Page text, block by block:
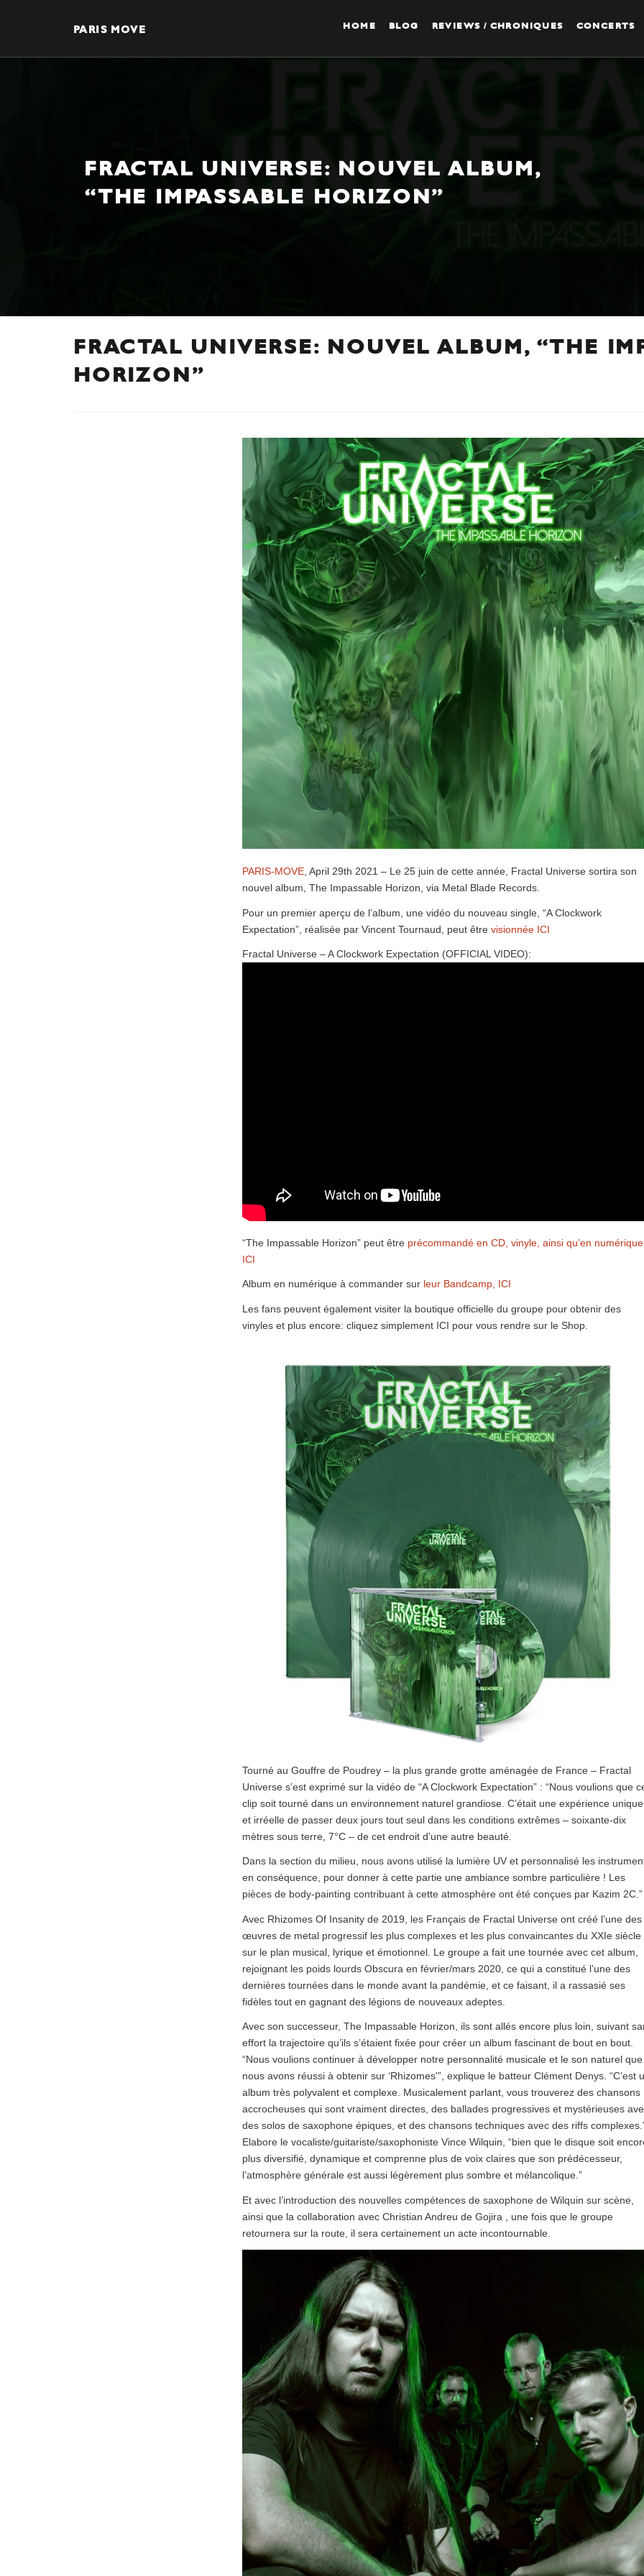
PARIS MOVE HOME BLOG REVIEWS / CHRONIQUES CONCERTS
FRACTAL UNIVERSE: NOUVEL ALBUM,
“THE IMPASSABLE HORIZON”
FRACTAL UNIVERSE: NOUVEL ALBUM, “THE
HORIZON”
PARIS-MOVE , April 29th 2021 – Le 25 juin de cette année, Fractal Universe sortira son
nouvel album, The Impassable Horizon, via Metal Blade Records.
Pour un premier aperçu de l’album, une vidéo du nouveau single, “A Clockwork
Expectation”, réalisée par Vincent Tournaud, peut être visionnée ICI
Fractal Universe – A Clockwork Expectation (OFFICIAL VIDEO):
“The Impassable Horizon” peut être précommandé en CD, vinyle, ainsi qu’en numérique
ICI
Album en numérique à commander sur leur Bandcamp, ICI
Les fans peuvent également visiter la boutique officielle du groupe pour obtenir des
vinyles et plus encore: cliquez simplement ICI pour vous rendre sur le Shop.
Tourné au Gouffre de Poudrey – la plus grande grotte aménagée de France – Fractal
Universe s’est exprimé sur la vidéo de “A Clockwork Expectation” : “Nous voulions que
clip soit tourné dans un environnement naturel grandiose. C’était une expérience unique
et irréelle de passer deux jours tout seul dans les conditions extrêmes – soixante-dix
mètres sous terre, 7°C – de cet endroit d’une autre beauté.
Dans la section du milieu, nous avons utilisé la lumière UV et personnalisé les
en conséquence, pour donner à cette partie une ambiance sombre particulière ! Les
pièces de body-painting contribuant à cette atmosphère ont été conçues par Kazim 2C.”
Avec Rhizomes Of Insanity de 2019, les Français de Fractal Universe ont créé l’une des
œuvres de metal progressif les plus complexes et les plus convaincantes du XXIe siècle
sur le plan musical, lyrique et émotionnel. Le groupe a fait une tournée avec cet album,
rejoignant les poids lourds Obscura en février/mars 2020, ce qui a constitué l’une des
dernières tournées dans le monde avant la pandémie, et ce faisant, il a rassasié ses
fidèles tout en gagnant des légions de nouveaux adeptes.
Avec son successeur, The Impassable Horizon, ils sont allés encore plus loin, suivant
effort la trajectoire qu’ils s’étaient fixée pour créer un album fascinant de bout en bout.
“Nous voulions continuer à développer notre personnalité musicale et le son naturel que
nous avons réussi à obtenir sur ‘Rhizomes'”, explique le batteur Clément Denys. “C’est
album très polyvalent et complexe. Musicalement parlant, vous trouverez des chansons
accrocheuses qui sont vraiment directes, des ballades progressives et mystérieuses
des solos de saxophone épiques, et des chansons techniques avec des riffs
Elabore le vocaliste/guitariste/saxophoniste Vince Wilquin, “bien que le disque soit
plus diversifié, dynamique et comprenne plus de voix claires que son prédécesseur,
l’atmosphère générale est aussi légèrement plus sombre et mélancolique.”
Et avec l’introduction des nouvelles compétences de saxophone de Wilquin sur scène,
ainsi que la collaboration avec Christian Andreu de Gojira , une fois que le groupe
retournera sur la route, il sera certainement un acte incontournable.